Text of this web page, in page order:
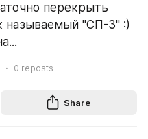
перекрыть
называемый "СП-3" :)
0 reposts
Share